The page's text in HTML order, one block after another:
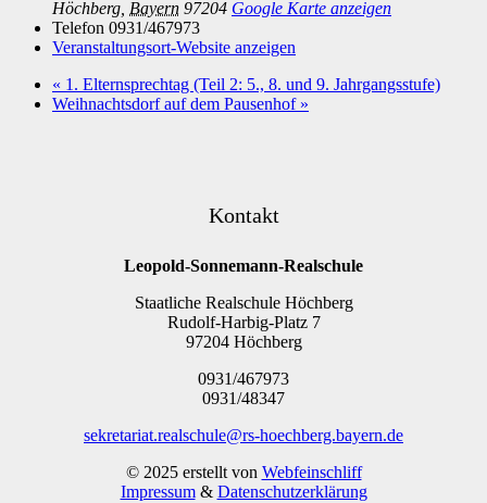
Höchberg Bayern 97204 Google Karte anzeigen
Telefon 0931/467973
Veranstaltungsort-Website anzeigen
« 1. Elternsprechtag (Teil 2: 5., 8. und 9. Jahrgangsstufe)
Weihnachtsdorf auf dem Pausenhof »
Kontakt
Leopold-Sonnemann-Realschule
Staatliche Realschule Höchberg
Rudolf-Harbig-Platz 7
97204 Höchberg
0931/467973
0931/48347
sekretariat.realschule@rs-hoechberg.bayern.de
© 2025 erstellt von Webfeinschliff
Impressum& Datenschutzerklärung